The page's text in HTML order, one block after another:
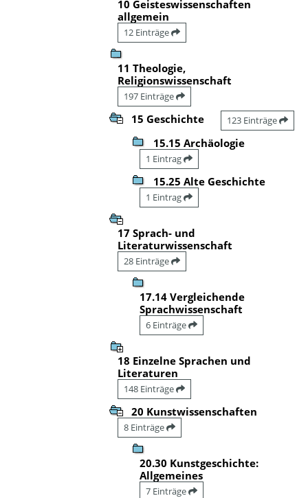
10 Geisteswissenschaften
allgemein
12 Einträge
11 Theologie,
Religionswissenschaft
197 Einträge
15 Geschichte 123 Einträge
15.15 Archäologie
1 Eintrag
15.25 Alte Geschichte
1 Eintrag
17 Sprach- und
Literaturwissenschaft
28 Einträge
17.14 Vergleichende
Sprachwissenschaft
6 Einträge
18 Einzelne Sprachen und
Literaturen
148 Einträge
20 Kunstwissenschaften
8 Einträge
20.30 Kunstgeschichte:
Allgemeines
7 Einträge